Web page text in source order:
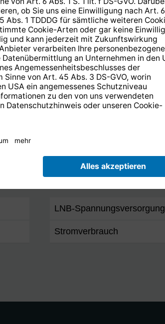
Technische Daten
Nennmaß
F/D
Gewinn
LNB-Spannungsversorgung
Stromverbrauch